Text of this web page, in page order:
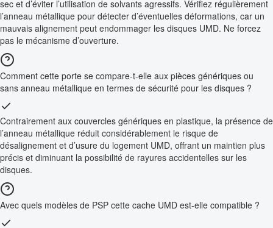
sec et d’éviter l’utilisation de solvants agressifs. Vérifiez régulièrement
l’anneau métallique pour détecter d’éventuelles déformations, car un
mauvais alignement peut endommager les disques UMD. Ne forcez
pas le mécanisme d’ouverture.
Comment cette porte se compare-t-elle aux pièces génériques ou
sans anneau métallique en termes de sécurité pour les disques ?
Contrairement aux couvercles génériques en plastique, la présence de
l’anneau métallique réduit considérablement le risque de
désalignement et d’usure du logement UMD, offrant un maintien plus
précis et diminuant la possibilité de rayures accidentelles sur les
disques.
Avec quels modèles de PSP cette cache UMD est-elle compatible ?